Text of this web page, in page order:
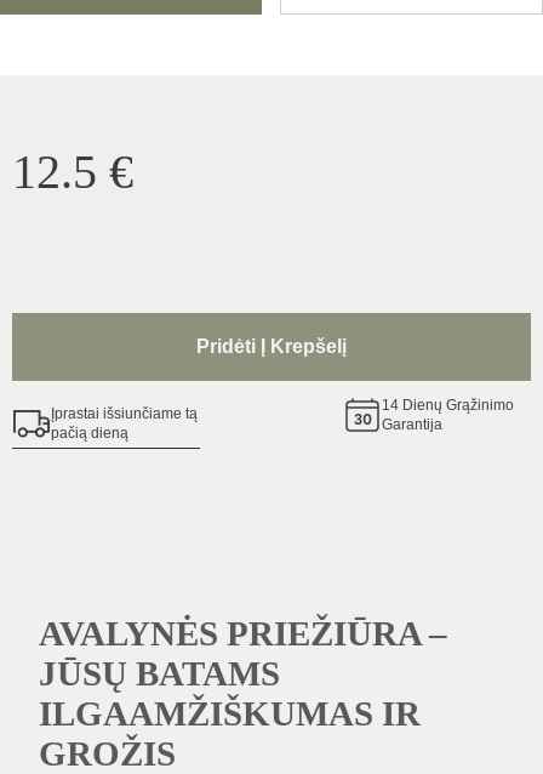
12.5 €
Pridėti Į Krepšelį
Įprastai išsiunčiame tą
pačią dieną
14 Dienų Grąžinimo
Garantija
AVALYNĖS PRIEŽIŪRA –
JŪSŲ BATAMS
ILGAAMŽIŠKUMAS IR
GROŽIS